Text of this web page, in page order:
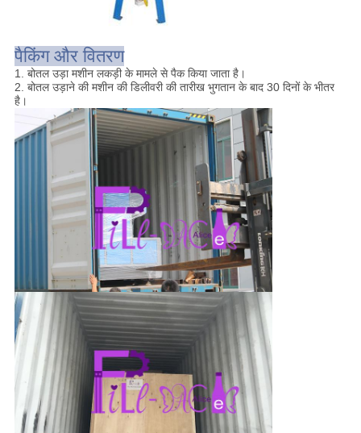
पैकिंग और वितरण
1. बोतल उड़ा मशीन लकड़ी के मामले से पैक किया जाता है।
2. बोतल उड़ाने की मशीन की डिलीवरी की तारीख भुगतान के बाद 30 दिनों के भीतर
है।